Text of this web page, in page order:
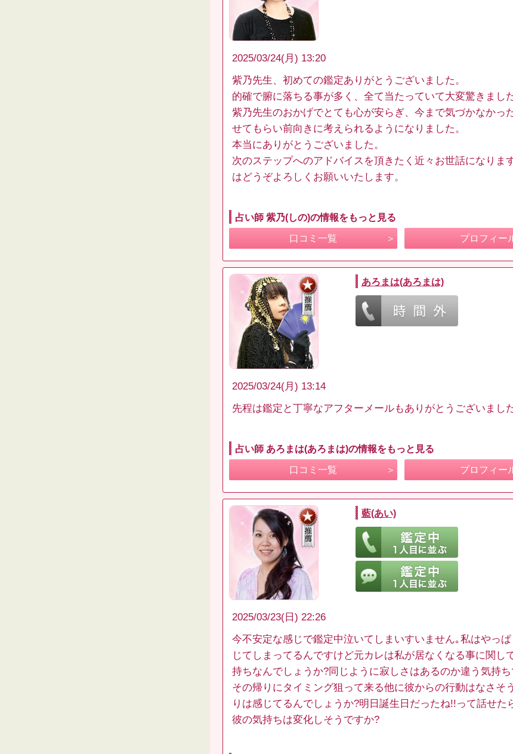
2025/03/24(月) 13:20
紫乃先生、初めての鑑定ありがとうございました。
的確で腑に落ちる事が多く、全て当たっていて大変驚きました
紫乃先生のおかげでとても心が安らぎ、今まで気づかなかっ
せてもらい前向きに考えられるようになりました。
本当にありがとうございました。
次のステップへのアドバイスを頂きたく近々お世話になりま
はどうぞよろしくお願いいたします。
占い師 紫乃(しの)の情報をもっと見る
口コミ一覧 プロフィー
あろまは(あろまは)
2025/03/24(月) 13:14
先程は鑑定と丁寧なアフターメールもありがとうございました
占い師 あろまは(あろまは)の情報をもっと見る
口コミ一覧 プロフィー
藍(あい)
2025/03/23(日) 22:26
今不安定な感じで鑑定中泣いてしまいすいません｡私はやっ
じてしまってるんですけど元カレは私が居なくなる事に関し
持ちなんでしょうか?同じように寂しさはあるのか違う気持
その帰りにタイミング狙って来る他に彼からの行動はなさそ
りは感じてるんでしょうか?明日誕生日だったね!!って話せた
彼の気持ちは変化しそうですか?